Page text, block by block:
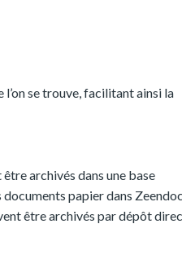
se trouve, facilitant ainsi la
archivés dans une base
papier dans
être archivés par dépôt